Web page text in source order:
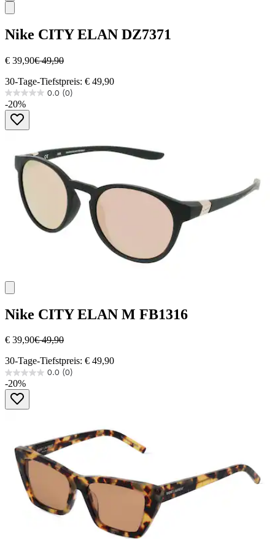
Nike CITY ELAN DZ7371
€ 39,90€ 49,90
30-Tage-Tiefstpreis: € 49,90
0.0 (0)
0.0
von
Sternen.
-20%
Nike CITY ELAN M FB1316
€ 39,90€ 49,90
30-Tage-Tiefstpreis: € 49,90
0.0 (0)
0.0
von
Sternen.
-20%